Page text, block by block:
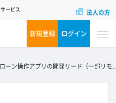
ービス 法人の方
新規登録 ログイン
操作アプリの開発リード（一部リモート可）